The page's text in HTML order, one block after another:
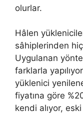
olurlar.
Hâlen
sâhiplerinden
Uygulanan
farklarla
yüklenici
fiyatına göre
kendi alıyor,